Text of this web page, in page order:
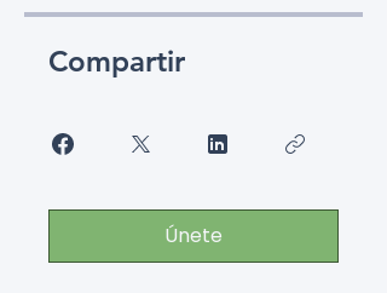
Compartir
Únete